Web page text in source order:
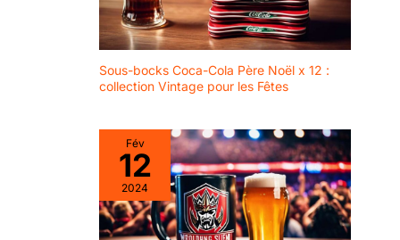
Sous-bocks Coca-Cola Père Noël x 12 :
collection Vintage pour les Fêtes
Fév
12
2024